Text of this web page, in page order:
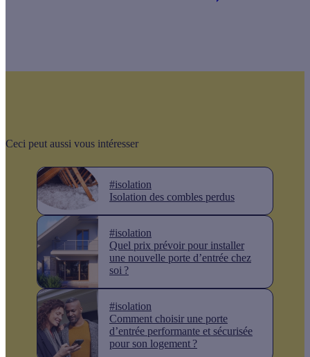
Ceci peut aussi vous intéresser
#isolation
Isolation des combles perdus
#isolation
Quel prix prévoir pour installer
une nouvelle porte d’entrée chez
soi ?
#isolation
Comment choisir une porte
d’entrée performante et sécurisée
pour son logement ?